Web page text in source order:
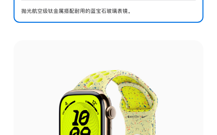
抛光航空级钛金属搭配耐用的蓝宝石玻璃表镜。